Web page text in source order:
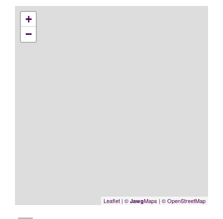
+
−
Leaflet | © JawgMaps | © OpenStreetMap